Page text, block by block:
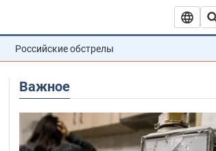
Российские обстрелы
Важное